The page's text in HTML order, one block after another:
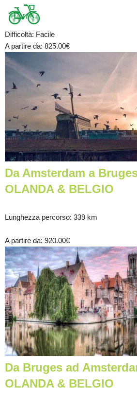
Difficoltà: Facile
A partire da: 825.00€
Da Amsterdam a
OLANDA & BELGIO
Lunghezza percorso: 339 km
A partire da: 920.00€
Da Bruges ad
OLANDA & BELGIO